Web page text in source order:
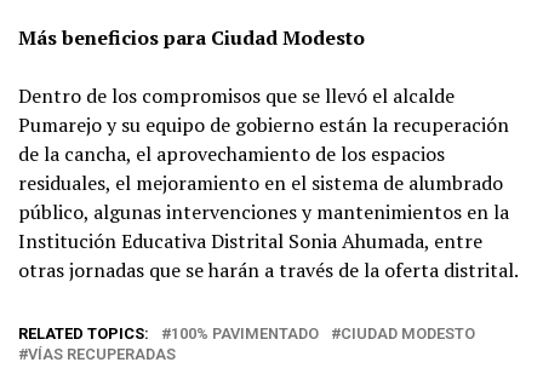
Más beneficios para Ciudad Modesto
Dentro de los compromisos que se llevó el alcalde
Pumarejo y su equipo de gobierno están la recuperación
de la cancha, el aprovechamiento de los espacios
residuales, el mejoramiento en el sistema de alumbrado
público, algunas intervenciones y mantenimientos en la
Institución Educativa Distrital Sonia Ahumada, entre
otras jornadas que se harán a través de la oferta distrital.
RELATED TOPICS: 100% PAVIMENTADO
CIUDAD MODESTO
VÍAS RECUPERADAS